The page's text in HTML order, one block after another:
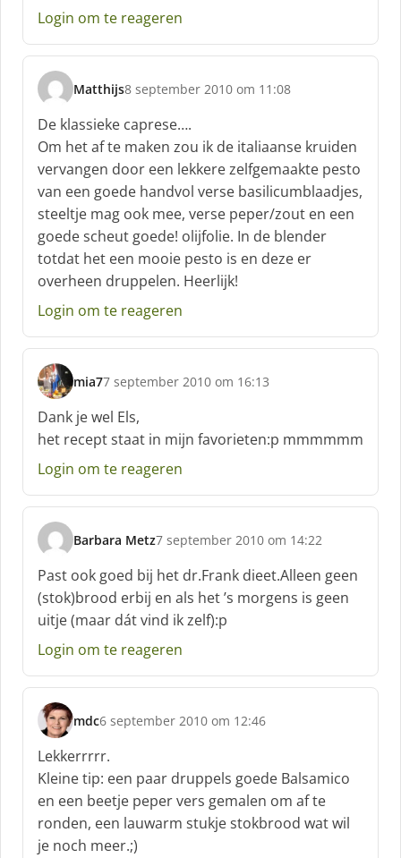
:Login om te reageren
Matthijs
s
c
h
r
e
e
f
8 september 2010 om 11:08
De klassieke caprese….
Om het af te maken zou ik de italiaanse kruiden
vervangen door een lekkere zelfgemaakte pesto
van een goede handvol verse basilicumblaadjes,
steeltje mag ook mee, verse peper/zout en een
goede scheut goede! olijfolie. In de blender
totdat het een mooie pesto is en deze er
overheen druppelen. Heerlijk!
Login om te reageren
mia7
s
c
h
r
e
f
7 september 2010 om 16:13
Dank je wel Els,
het recept staat in mijn favorieten:p mmmmmm
Login om te reageren
Barbara Metz
s
c
h
r
e
e
:
7 september 2010 om 14:22
Past ook goed bij het dr.Frank dieet.Alleen geen
(stok)brood erbij en als het ’s morgens is geen
uitje (maar dát vind ik zelf):p
Login om te reageren
mdc
s
c
h
r
e
e
f
6 september 2010 om 12:46
Lekkerrrrr.
Kleine tip: een paar druppels goede Balsamico
en een beetje peper vers gemalen om af te
ronden, een lauwarm stukje stokbrood wat wil
je noch meer.;)